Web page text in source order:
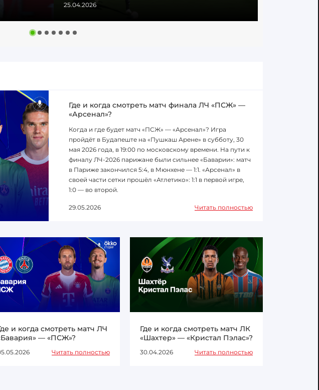
25.04.2026
Где и когда смотреть матч финала ЛЧ «ПСЖ» —
«Арсенал»?
Когда и где будет матч «ПСЖ» — «Арсенал»? Игра
пройдёт в Будапеште на «Пушкаш Арене» в субботу, 30
мая 2026 года, в 19:00 по московскому времени. На пути к
финалу ЛЧ-2026 парижане были сильнее «Баварии»: матч
в Париже закончился 5:4, в Мюнхене — 1:1. «Арсенал» в
своей части сетки прошёл «Атлетико»: 1:1 в первой игре,
1:0 — во второй.
29.05.2026 Читать полностью
и когда смотреть матч ЛЧ
— «ПСЖ»?
Читать полностью
Где и когда смотреть матч ЛК
«Шахтер» — «Кристал Пэлас»?
30.04.2026 Читать полностью